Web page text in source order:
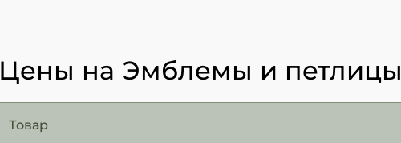
Цены на Эмблемы и петлицы
Товар